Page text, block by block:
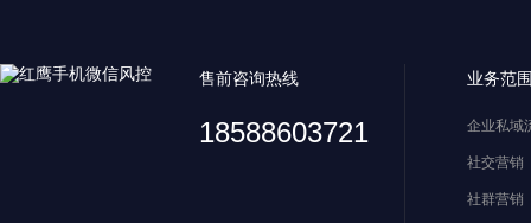
售前咨询热线
18588603721
业务范
企业私域
社交营销
社群营销